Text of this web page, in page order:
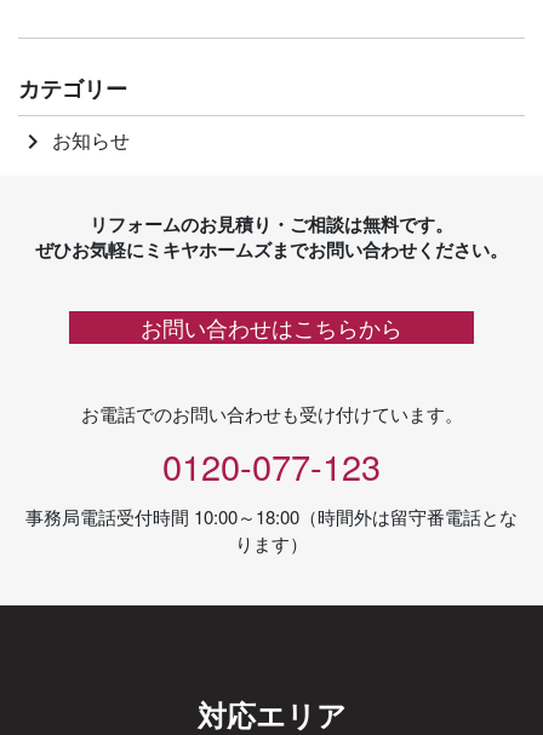
カテゴリー
keyboard_arrow_right お知らせ
リフォームのお見積り・ご相談は無料です。
ぜひお気軽にミキヤホームズまでお問い合わせください。
お問い合わせはこちらから
お電話でのお問い合わせも受け付けています。
0120-077-123
事務局電話受付時間 10:00～18:00（時間外は留守番電話とな
ります）
対応エリア